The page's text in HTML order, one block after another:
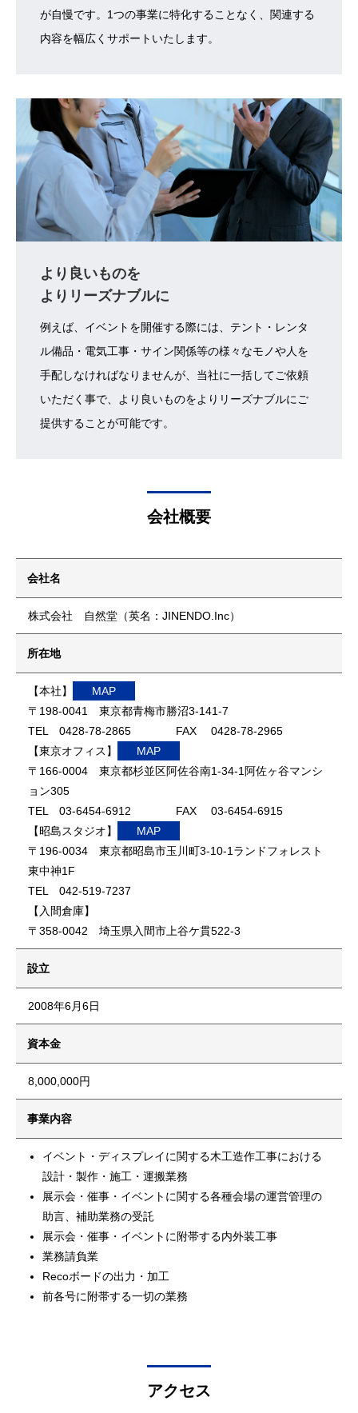
が自慢です。1つの事業に特化することなく、関連する
内容を幅広くサポートいたします。
より良いものを
よりリーズナブルに
例えば、イベントを開催する際には、テント・レンタ
ル備品・電気工事・サイン関係等の様々なモノや人を
手配しなければなりませんが、当社に一括してご依頼
いただく事で、より良いものをよりリーズナブルにご
提供することが可能です。
会社概要
会社名
株式会社 自然堂（英名：JINENDO.Inc）
所在地
【本社】
MAP
〒198-0041 東京都青梅市勝沼3-141-7
TEL 0428-78-2865 FAX 0428-78-2965
【東京オフィス】
MAP
〒166-0004 東京都杉並区阿佐谷南1-34-1阿佐ヶ谷マンシ
ョン305
TEL 03-6454-6912 FAX 03-6454-6915
【昭島スタジオ】
MAP
〒196-0034 東京都昭島市玉川町3-10-1ランドフォレスト
東中神1F
TEL 042-519-7237
【入間倉庫】
〒358-0042 埼玉県入間市上谷ケ貫522-3
設立
2008年6月6日
資本金
8,000,000円
事業内容
イベント・ディスプレイに関する木工造作工事における
設計・製作・施工・運搬業務
展示会・催事・イベントに関する各種会場の運営管理の
助言、補助業務の受託
展示会・催事・イベントに附帯する内外装工事
業務請負業
Recoボードの出力・加工
前各号に附帯する一切の業務
アクセス